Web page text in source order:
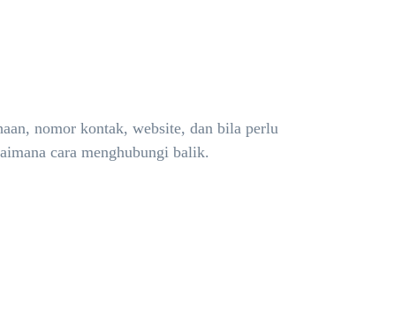
nomor kontak, website, dan bila perlu
cara menghubungi balik.